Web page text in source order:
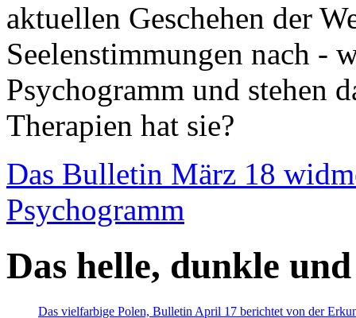
aktuellen Geschehen der
Seelenstimmungen nach -
Psychogramm und stehen
Therapien hat sie?
Das Bulletin März 18
Psychogramm
Das helle, dunkle
Das vielfarbige Polen, Bulletin April 17 berichtet von der